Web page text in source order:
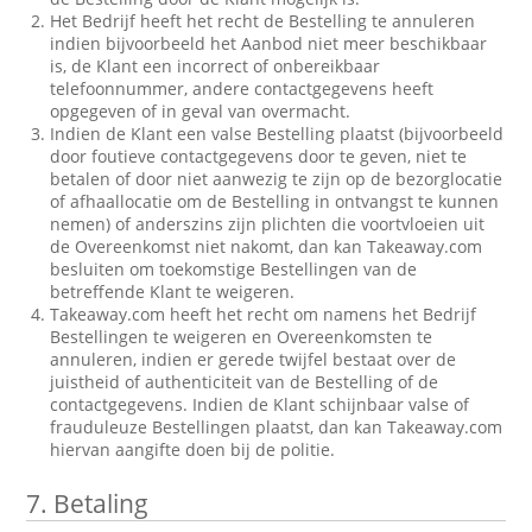
Het Bedrijf heeft het recht de Bestelling te annuleren
indien bijvoorbeeld het Aanbod niet meer beschikbaar
is, de Klant een incorrect of onbereikbaar
telefoonnummer, andere contactgegevens heeft
opgegeven of in geval van overmacht.
Indien de Klant een valse Bestelling plaatst (bijvoorbeeld
door foutieve contactgegevens door te geven, niet te
betalen of door niet aanwezig te zijn op de bezorglocatie
of afhaallocatie om de Bestelling in ontvangst te kunnen
nemen) of anderszins zijn plichten die voortvloeien uit
de Overeenkomst niet nakomt, dan kan Takeaway.com
besluiten om toekomstige Bestellingen van de
betreffende Klant te weigeren.
Takeaway.com heeft het recht om namens het Bedrijf
Bestellingen te weigeren en Overeenkomsten te
annuleren, indien er gerede twijfel bestaat over de
juistheid of authenticiteit van de Bestelling of de
contactgegevens. Indien de Klant schijnbaar valse of
frauduleuze Bestellingen plaatst, dan kan Takeaway.com
hiervan aangifte doen bij de politie.
7. Betaling